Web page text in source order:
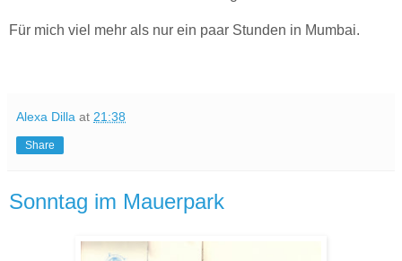
Für mich viel mehr als nur ein paar Stunden in Mumbai.
Alexa Dilla at 21:38
Share
Sonntag im Mauerpark